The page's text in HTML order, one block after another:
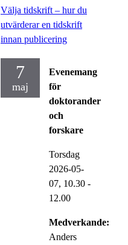
Välja tidskrift – hur du
utvärderar en tidskrift
innan publicering
7
maj
Evenemang
för
doktorander
och
forskare
Torsdag
2026-05-
07, 10.30 -
12.00
Medverkande:
Anders